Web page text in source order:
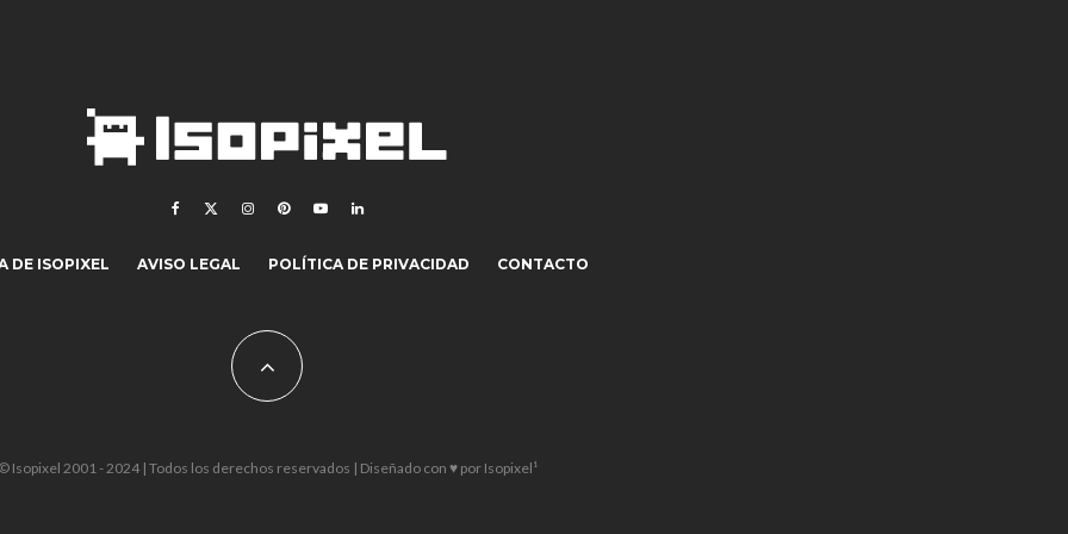
DE ISOPIXEL AVISO LEGAL POLÍTICA DE PRIVACIDAD CONTACTO
© Isopixel 2001 - 2024 | Todos los derechos reservados | Diseñado con ♥ por Isopixel¹